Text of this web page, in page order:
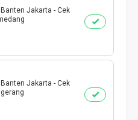
Jakarta - Cek
Jakarta - Cek